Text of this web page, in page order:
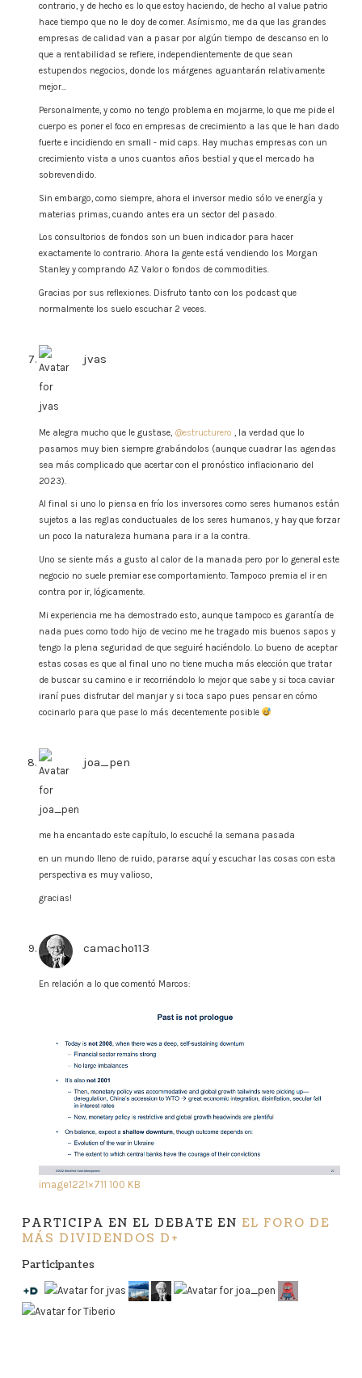
contrario, y de hecho es lo que estoy haciendo, de hecho al value patrio
hace tiempo que no le doy de comer. Asímismo, me da que las grandes
empresas de calidad van a pasar por algún tiempo de descanso en lo
que a rentabilidad se refiere, independientemente de que sean
estupendos negocios, donde los márgenes aguantarán relativamente
mejor…
Personalmente, y como no tengo problema en mojarme, lo que me pide el
cuerpo es poner el foco en empresas de crecimiento a las que le han dado
fuerte e incidiendo en small - mid caps. Hay muchas empresas con un
crecimiento vista a unos cuantos años bestial y que el mercado ha
sobrevendido.
Sin embargo, como siempre, ahora el inversor medio sólo ve energía y
materias primas, cuando antes era un sector del pasado.
Los consultorios de fondos son un buen indicador para hacer
exactamente lo contrario. Ahora la gente está vendiendo los Morgan
Stanley y comprando AZ Valor o fondos de commodities.
Gracias por sus reflexiones. Disfruto tanto con los podcast que
normalmente los suelo escuchar 2 veces.
jvas
Me alegra mucho que le gustase, @estructurero , la verdad que lo
pasamos muy bien siempre grabándolos (aunque cuadrar las agendas
sea más complicado que acertar con el pronóstico inflacionario del
2023).
Al final si uno lo piensa en frío los inversores como seres humanos están
sujetos a las reglas conductuales de los seres humanos, y hay que forzar
un poco la naturaleza humana para ir a la contra.
Uno se siente más a gusto al calor de la manada pero por lo general este
negocio no suele premiar ese comportamiento. Tampoco premia el ir en
contra por ir, lógicamente.
Mi experiencia me ha demostrado esto, aunque tampoco es garantía de
nada pues como todo hijo de vecino me he tragado mis buenos sapos y
tengo la plena seguridad de que seguiré haciéndolo. Lo bueno de aceptar
estas cosas es que al final uno no tiene mucha más elección que tratar
de buscar su camino e ir recorriéndolo lo mejor que sabe y si toca caviar
iraní pues disfrutar del manjar y si toca sapo pues pensar en cómo
cocinarlo para que pase lo más decentemente posible
joa_pen
me ha encantado este capítulo, lo escuché la semana pasada
en un mundo lleno de ruido, pararse aquí y escuchar las cosas con esta
perspectiva es muy valioso,
gracias!
camacho113
En relación a lo que comentó Marcos:
image1221×711 100 KB
PARTICIPA EN EL DEBATE EN EL FORO DE
MÁS DIVIDENDOS D+
Participantes